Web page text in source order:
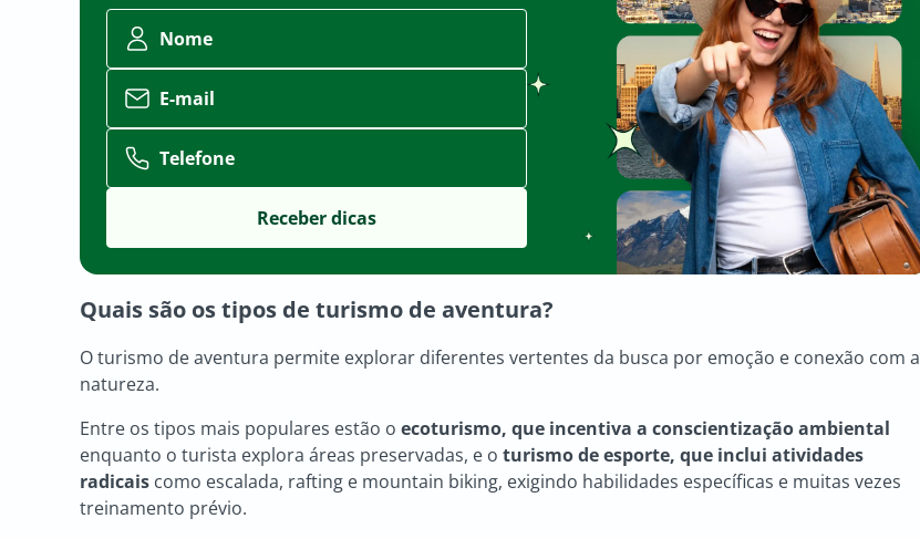
Nome
E-mail
Telefone
Quais são os tipos de turismo de aventura?
O turismo de aventura permite explorar diferentes vertentes da busca por emoção e conexão com a
natureza.
Entre os tipos mais populares estão o ecoturismo, que incentiva a conscientização ambiental
enquanto o turista explora áreas preservadas, e o turismo de esporte, que inclui atividades
radicais como escalada, rafting e mountain biking, exigindo habilidades específicas e muitas vezes
treinamento prévio.